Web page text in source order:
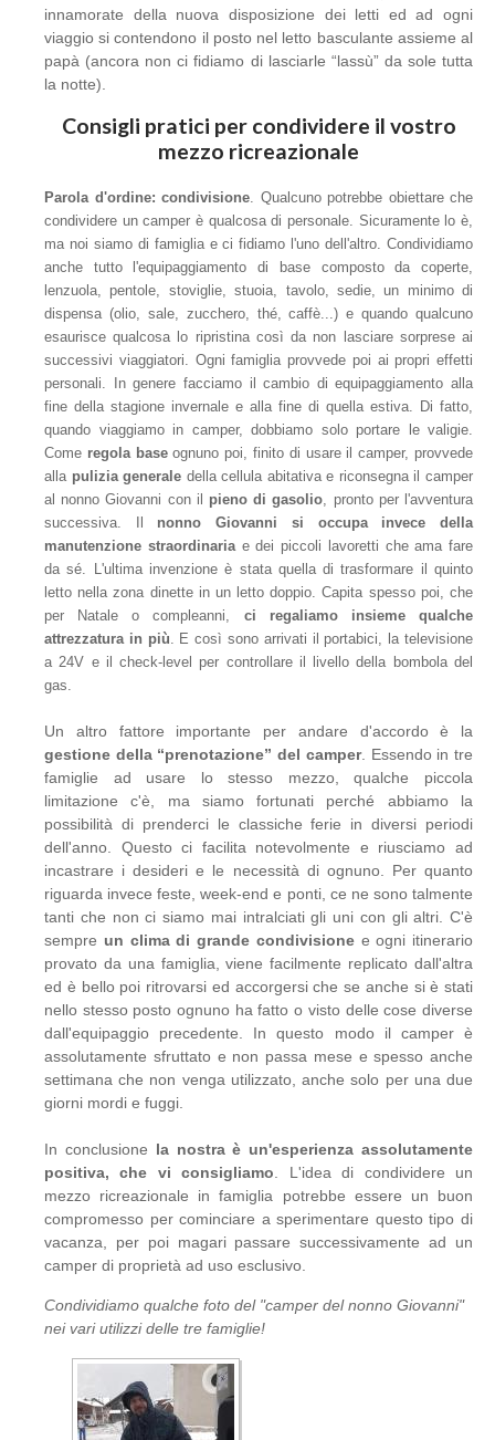
innamorate della nuova disposizione dei letti ed ad ogni
viaggio si contendono il posto nel letto basculante assieme al
papà (ancora non ci fidiamo di lasciarle “lassù” da sole tutta
la notte).
Consigli pratici per condividere il vostro
mezzo ricreazionale
Parola d'ordine: condivisione. Qualcuno potrebbe obiettare che
condividere un camper è qualcosa di personale. Sicuramente lo è,
ma noi siamo di famiglia e ci fidiamo l'uno dell'altro. Condividiamo
anche tutto l'equipaggiamento di base composto da coperte,
lenzuola, pentole, stoviglie, stuoia, tavolo, sedie, un minimo di
dispensa (olio, sale, zucchero, thé, caffè...) e quando qualcuno
esaurisce qualcosa lo ripristina così da non lasciare sorprese ai
successivi viaggiatori. Ogni famiglia provvede poi ai propri effetti
personali. In genere facciamo il cambio di equipaggiamento alla
fine della stagione invernale e alla fine di quella estiva. Di fatto,
quando viaggiamo in camper, dobbiamo solo portare le valigie.
Come regola baseognuno poi, finito di usare il camper, provvede
alla pulizia generale della cellula abitativa e riconsegna il camper
al nonno Giovanni con il pieno di gasolio, pronto per l'avventura
successiva. Il nonno Giovanni si occupa invece della
manutenzione straordinariae dei piccoli lavoretti che ama fare
da sé. L'ultima invenzione è stata quella di trasformare il quinto
letto nella zona dinette in un letto doppio. Capita spesso poi, che
per Natale o compleanni, ci regaliamo insieme qualche
attrezzatura in più. E così sono arrivati il portabici, la televisione
a 24V e il check-level per controllare il livello della bombola del
gas.
Un altro fattore importante per andare d'accordo è la
gestione della “prenotazione” del camper. Essendo in tre
famiglie ad usare lo stesso mezzo, qualche piccola
limitazione c'è, ma siamo fortunati perché abbiamo la
possibilità di prenderci le classiche ferie in diversi periodi
dell'anno. Questo ci facilita notevolmente e riusciamo ad
incastrare i desideri e le necessità di ognuno. Per quanto
riguarda invece feste, week-end e ponti, ce ne sono talmente
tanti che non ci siamo mai intralciati gli uni con gli altri. C'è
sempre un clima di grande condivisionee ogni itinerario
provato da una famiglia, viene facilmente replicato dall'altra
ed è bello poi ritrovarsi ed accorgersi che se anche si è stati
nello stesso posto ognuno ha fatto o visto delle cose diverse
dall'equipaggio precedente. In questo modo il camper è
assolutamente sfruttato e non passa mese e spesso anche
settimana che non venga utilizzato, anche solo per una due
giorni mordi e fuggi.
In conclusione la nostra è un'esperienza assolutamente
positiva, che vi consigliamo . L'idea di condividere un
mezzo ricreazionale in famiglia potrebbe essere un buon
compromesso per cominciare a sperimentare questo tipo di
vacanza, per poi magari passare successivamente ad un
camper di proprietà ad uso esclusivo.
Condividiamo qualche foto del "camper del nonno Giovanni"
nei vari utilizzi delle tre famiglie!